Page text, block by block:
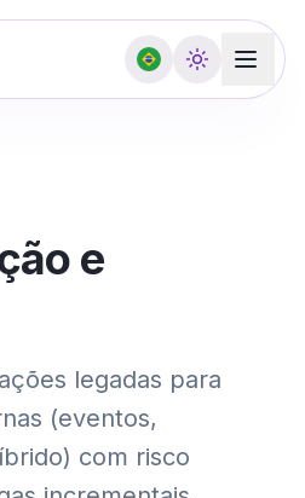
e
legadas para
(eventos,
com risco